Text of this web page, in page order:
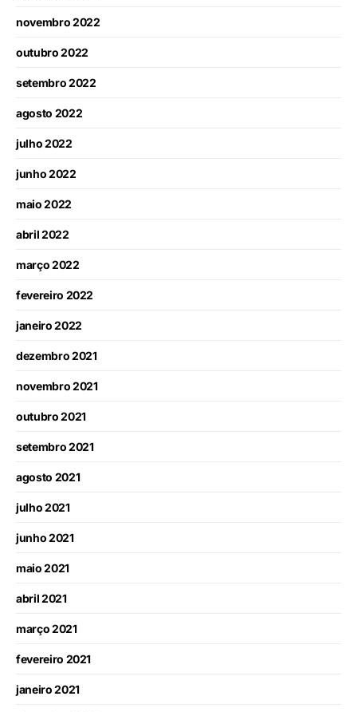
novembro 2022
outubro 2022
setembro 2022
agosto 2022
julho 2022
junho 2022
maio 2022
abril 2022
março 2022
fevereiro 2022
janeiro 2022
dezembro 2021
novembro 2021
outubro 2021
setembro 2021
agosto 2021
julho 2021
junho 2021
maio 2021
abril 2021
março 2021
fevereiro 2021
janeiro 2021